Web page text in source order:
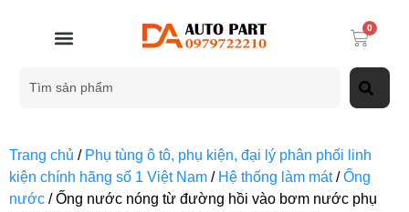
0
Trang chủ / Phụ tùng ô tô, phụ kiện, đại lý phân phối linh
kiện chính hãng số 1 Việt Nam / Hệ thống làm mát/Ống
nước / Ống nước nóng từ đường hồi vào bơm nước phụ